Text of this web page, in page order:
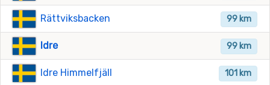
99 km
Rättviksbacken
99 km
Idre
101 km
Idre Himmelfjäll